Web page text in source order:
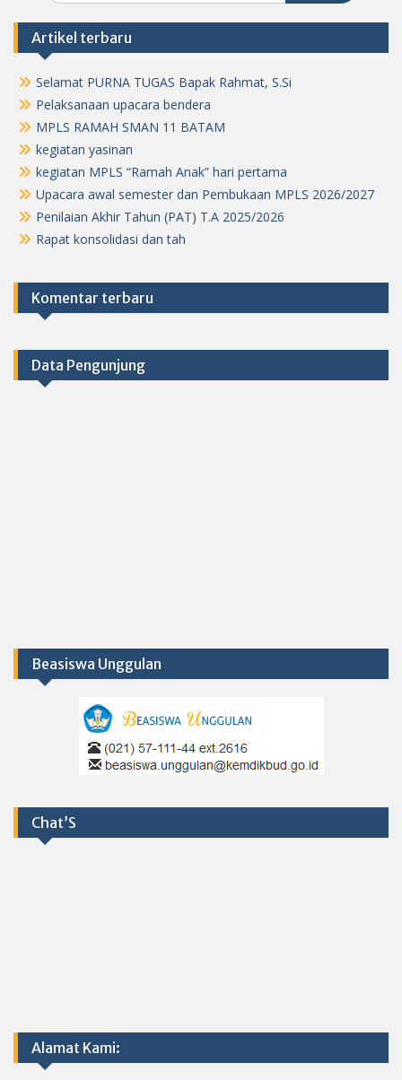
Artikel terbaru
Selamat PURNA TUGAS Bapak Rahmat, S.Si
Pelaksanaan upacara bendera
MPLS RAMAH SMAN 11 BATAM
kegiatan yasinan
kegiatan MPLS “Ramah Anak” hari pertama
Upacara awal semester dan Pembukaan MPLS 2026/2027
Penilaian Akhir Tahun (PAT) T.A 2025/2026
Rapat konsolidasi dan tah
Komentar terbaru
Data Pengunjung
Beasiswa Unggulan
Chat’S
Alamat Kami: